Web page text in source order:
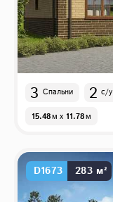
3 Спальни 2 с/у
15.48м x 11.78м
D1673 283 м²